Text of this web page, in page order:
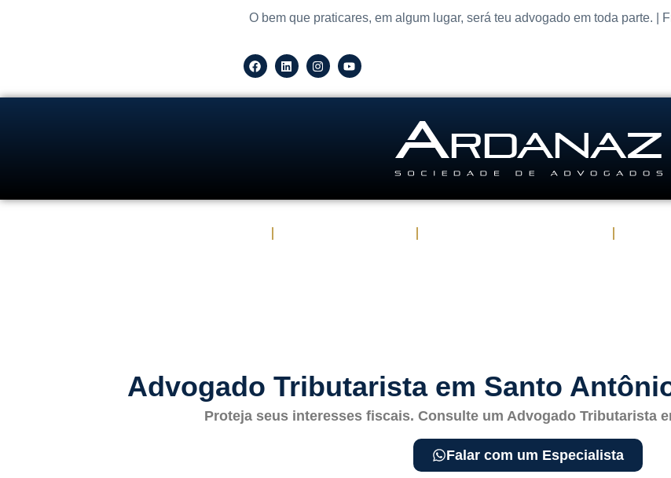
O bem que praticares, em algum lugar, será teu advogado em toda parte. |
Advogado Tributarista em Santo
Proteja seus interesses fiscais. Consulte um Advogado Tributarista
Falar com um Especialista